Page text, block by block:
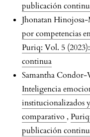
publicación
Jhonatan
por competencias
Puriq: Vol. 5
continua
Samantha
Inteligencia
institucionalizados
comparativo ,
publicación